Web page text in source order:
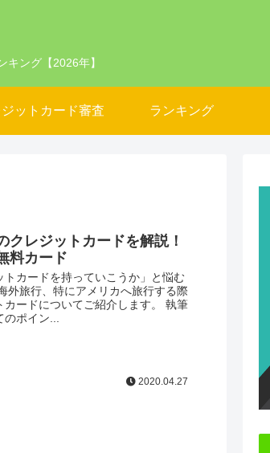
キング【2026年】
ジットカード審査 ランキング
クレジットカードを解説！
料カード
カードを持っていこうか」と悩む
外旅行、特にアメリカへ旅行する際
ードについてご紹介します。 執筆
ポイン...
2020.04.27